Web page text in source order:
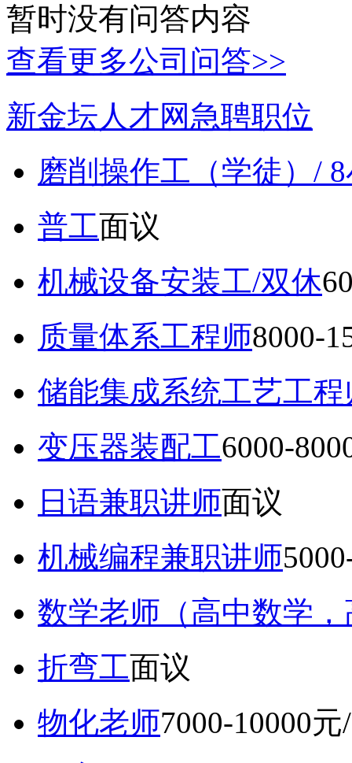
暂时没有问答内容
查看更多公司问答>>
新金坛人才网急聘职位
磨削操作工（学徒）/
普工面议
机械设备安装工/双休
质量体系工程师8000-
储能集成系统工艺工程
变压器装配工6000-
日语兼职讲师面议
机械编程兼职讲师
数学老师（高中数学
折弯工面议
物化老师7000-10000元